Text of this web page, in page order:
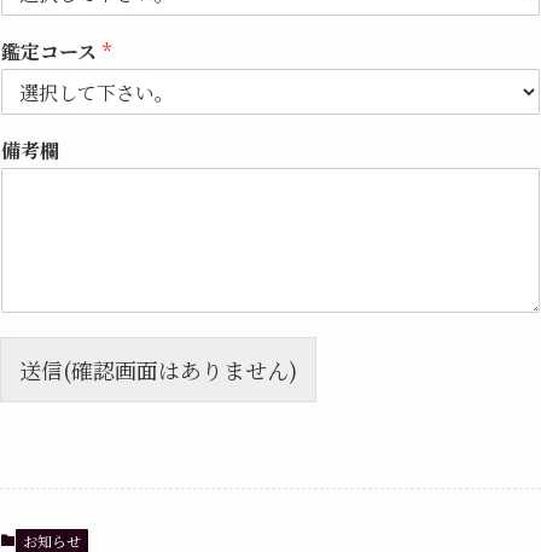
鑑定コース *
備考欄
送信(確認画面はありません)
お知らせ